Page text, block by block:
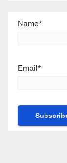
Name*
Email*